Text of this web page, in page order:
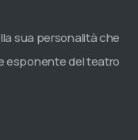
sua personalità che
esponente del teatro